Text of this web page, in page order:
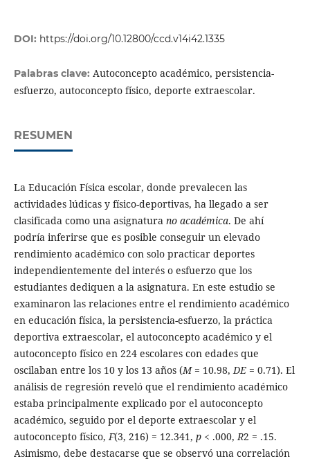
DOI: https://doi.org/10.12800/ccd.v14i42.1335
Palabras clave: Autoconcepto académico, persistencia-
esfuerzo, autoconcepto físico, deporte extraescolar.
RESUMEN
La Educación Física escolar, donde prevalecen las
actividades lúdicas y físico-deportivas, ha llegado a ser
clasificada como una asignatura no académica. De ahí
podría inferirse que es posible conseguir un elevado
rendimiento académico con solo practicar deportes
independientemente del interés o esfuerzo que los
estudiantes dediquen a la asignatura. En este estudio se
examinaron las relaciones entre el rendimiento académico
en educación física, la persistencia-esfuerzo, la práctica
deportiva extraescolar, el autoconcepto académico y el
autoconcepto físico en 224 escolares con edades que
oscilaban entre los 10 y los 13 años (M = 10.98,DE = 0.71). El
análisis de regresión reveló que el rendimiento académico
estaba principalmente explicado por el autoconcepto
académico, seguido por el deporte extraescolar y el
autoconcepto físico,F(3, 216) = 12.341, p < .000,R2 = .15.
Asimismo, debe destacarse que se observó una correlación